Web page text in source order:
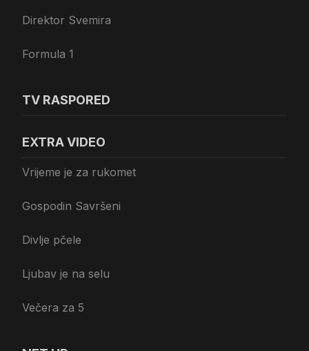
Direktor Svemira
Formula 1
TV RASPORED
EXTRA VIDEO
Vrijeme je za rukomet
Gospodin Savršeni
Divlje pčele
Ljubav je na selu
Večera za 5